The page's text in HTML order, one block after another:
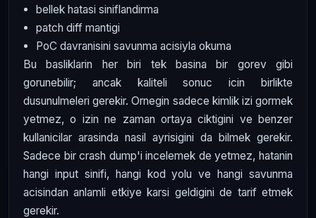
bellek hatasi siniflandirma
patch diff mantigi
PoC davranisini savunma acisiyla okuma
Bu basliklarin her biri tek basina bir gorev gibi
gorunebilir; ancak kaliteli sonuc icin birlikte
dusunulmeleri gerekir. Ornegin sadece kimlik izi gormek
yetmez, o izin ne zaman ortaya ciktigini ve benzer
kullanicilar arasinda nasil ayrisigini da bilmek gerekir.
Sadece bir crash dump'i incelemek de yetmez, hatanin
hangi input sinifi, hangi kod yolu ve hangi savunma
acisindan anlamli etkiye karsi geldigini de tarif etmek
gerekir.